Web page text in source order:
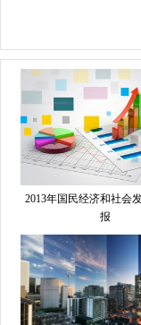
2013年国民经济和社会
报